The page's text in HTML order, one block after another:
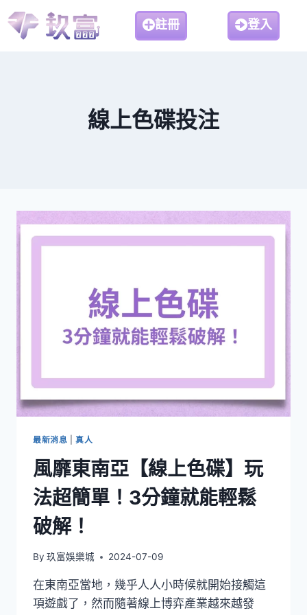
註冊 登入
線上色碟投注
最新消息 |真人
風靡東南亞【線上色碟】玩
法超簡單！3分鐘就能輕鬆
破解！
By 玖富娛樂城 2024-07-09
在東南亞當地，幾乎人人小時候就開始接觸這
項遊戲了，然而隨著線上博弈產業越來越發